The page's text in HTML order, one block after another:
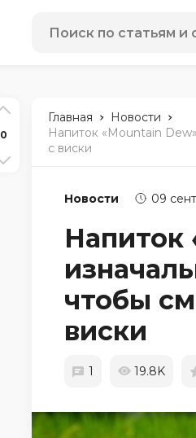
0
Главная - Новости -
Напиток «Mountain
с виски
Новости 09
Напиток
чтобы
виски
1 19.8K